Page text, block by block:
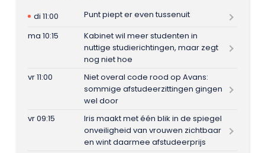
di 11:00
Punt piept er even tussenuit
ma 10:15
Kabinet wil meer studenten in
nuttige studierichtingen, maar zegt
nog niet hoe
vr 11:00
Niet overal code rood op Avans:
sommige afstudeerzittingen gingen
wel door
vr 09:15
Iris maakt met één blik in de spiegel
onveiligheid van vrouwen zichtbaar
en wint daarmee afstudeerprijs